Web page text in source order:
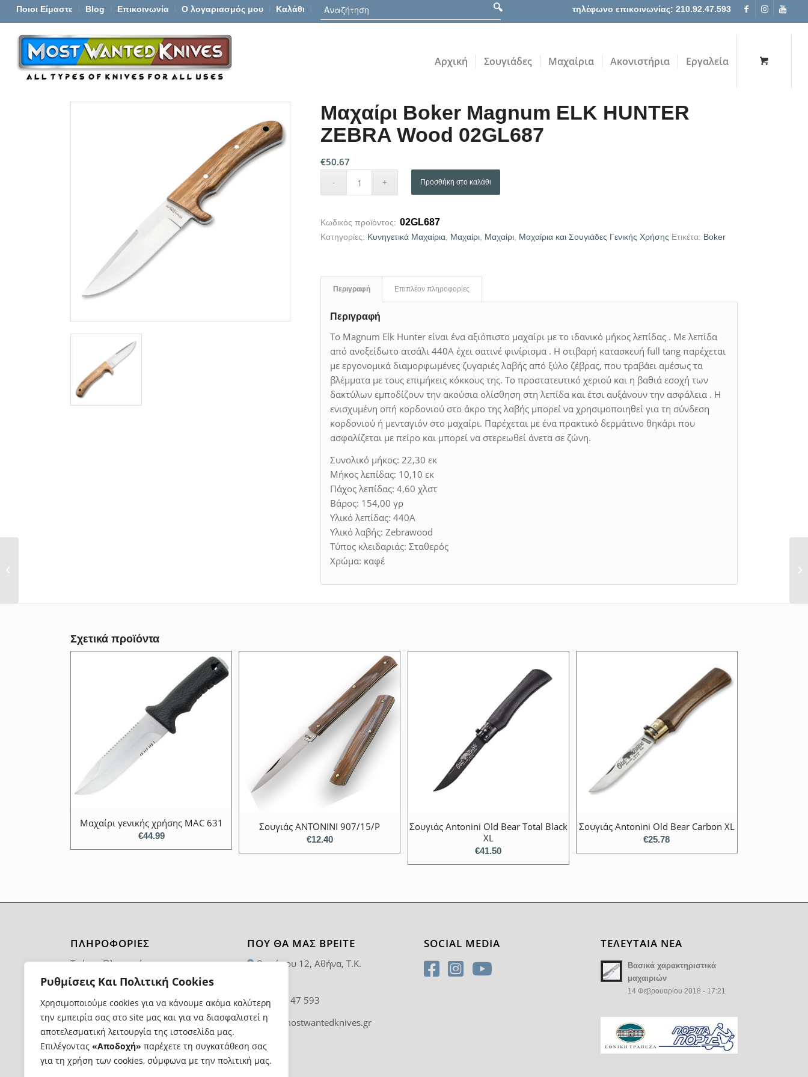
Ρυθμίσεις Και Πολιτική Cookies
Χρησιμοποιούμε cookies για να κάνουμε ακόμα καλύτερη
την εμπειρία σας στο site μας και για να διασφαλιστεί η
αποτελεσματική λειτουργία της ιστοσελίδα μας.
Επιλέγοντας «Αποδοχή» παρέχετε τη συγκατάθεση σας
για τη χρήση των cookies, σύμφωνα με την πολιτική μας.
Ποιοι Είμαστε Blog Επικοινωνία Ο λογαριασμός μου Καλάθι τηλέφωνο επικοινωνίας: 210.92.47.593
Αρχική Σουγιάδες Μαχαίρια Ακονιστήρια Εργαλεία
Mαχαίρι Boker Magnum ELK HUNTER
ZEBRA Wood 02GL687
€50.67
Προσθήκη στο καλάθι
Κωδικός προϊόντος: 02GL687
Κατηγορίες: Κυνηγετικά Μαχαίρια Μαχαίρι Μαχαίρι Μαχαίρια και Σουγιάδες Γενικής Χρήσης Ετικέτα: Boker
Περιγραφή Επιπλέον πληροφορίες
Περιγραφή
Το Magnum Elk Hunter είναι ένα αξιόπιστο μαχαίρι με το ιδανικό μήκος λεπίδας . Με λεπίδα
από ανοξείδωτο ατσάλι 440A έχει σατινέ φινίρισμα . Η στιβαρή κατασκευή full tang παρέχεται
με εργονομικά διαμορφωμένες ζυγαριές λαβής από ξύλο ζέβρας, που τραβάει αμέσως τα
βλέμματα με τους επιμήκεις κόκκους της. Το προστατευτικό χεριού και η βαθιά εσοχή των
δακτύλων εμποδίζουν την ακούσια ολίσθηση στη λεπίδα και έτσι αυξάνουν την ασφάλεια . Η
ενισχυμένη οπή κορδονιού στο άκρο της λαβής μπορεί να χρησιμοποιηθεί για τη σύνδεση
κορδονιού ή μενταγιόν στο μαχαίρι. Παρέχεται με ένα πρακτικό δερμάτινο θηκάρι που
ασφαλίζεται με πείρο και μπορεί να στερεωθεί άνετα σε ζώνη.
Συνολικό μήκος: 22,30 εκ
Μήκος λεπίδας: 10,10 εκ
Πάχος λεπίδας: 4,60 χλστ
Βάρος: 154,00 γρ
Υλικό λεπίδας: 440Α
Υλικό λαβής: Zebrawood
Τύπος κλειδαριάς: Σταθερός
Χρώμα: καφέ
Σχετικά προϊόντα
Μαχαίρι γενικής χρήσης MAC 631
€44.99
Σουγιάς ANTONINI 907/15/P
€12.40
Σουγιάς Antonini Old Bear Total Black
XL
€41.50
Σουγιάς Antonini Old Bear Carbon XL
€25.78
ΠΛΗΡΟΦΟΡΙΕΣ
Τρόποι Πληρωμής
Τρόποι και Κόστος Αποστολής
Επιστροφές Προϊόντων
Όροι Χρήσης
ΠΟΥ ΘΑ ΜΑΣ ΒΡΕΊΤΕ
Θαρύπου 12, Αθήνα, T.K.
210 92 47 593
info@mostwantedknives.gr
SOCIAL MEDIA ΤΕΛΕΥΤΑΙΑ ΝΕΑ
Βασικά χαρακτηριστικά
μαχαιριών
14 Φεβρουαρίου 2018 - 17:21